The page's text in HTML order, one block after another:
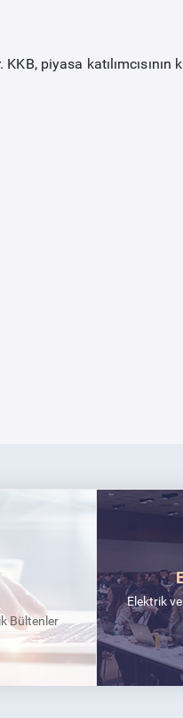
piyasa katılımcısının
Bültenler
Elektrik